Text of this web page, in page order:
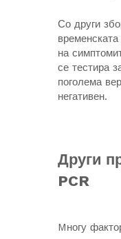
Со други
на
се тестира
поголема
негативен.
Други
PCR
Mногу